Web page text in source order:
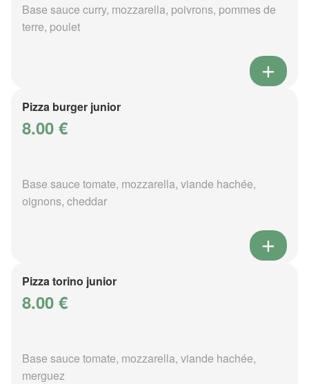
Base sauce curry, mozzarella, poivrons, pommes de
terre, poulet
Pizza burger junior
8.00 €
Base sauce tomate, mozzarella, viande hachée,
oignons, cheddar
Pizza torino junior
8.00 €
Base sauce tomate, mozzarella, viande hachée,
merguez